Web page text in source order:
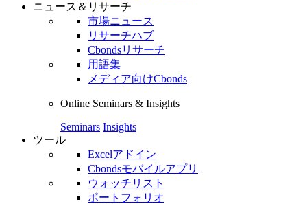
ニュース＆リサーチ
市場ニュース
リサーチハブ
Cbondsリサーチ
用語集
メディア向けCbonds
Online Seminars & Insights
Seminars Insights
ツール
Excelアドイン
Cbondsモバイルアプリ
ウォッチリスト
ポートフォリオ